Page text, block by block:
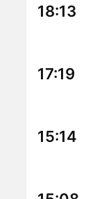
18:13
17:19
15:14